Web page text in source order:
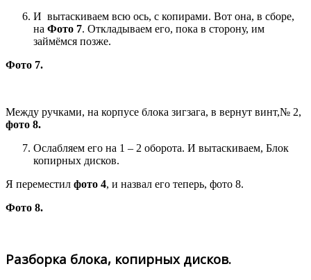
И вытаскиваем всю ось, с копирами. Вот она, в сборе,
на Фото 7. Откладываем его, пока в сторону, им
займёмся позже.
Фото 7.
Между ручками, на корпусе блока зигзага, в вернут винт,№ 2,
фото 8.
Ослабляем его на 1 – 2 оборота. И вытаскиваем, Блок
копирных дисков.
Я переместил фото 4, и назвал его теперь, фото 8.
Фото 8.
Разборка блока, копирных дисков.